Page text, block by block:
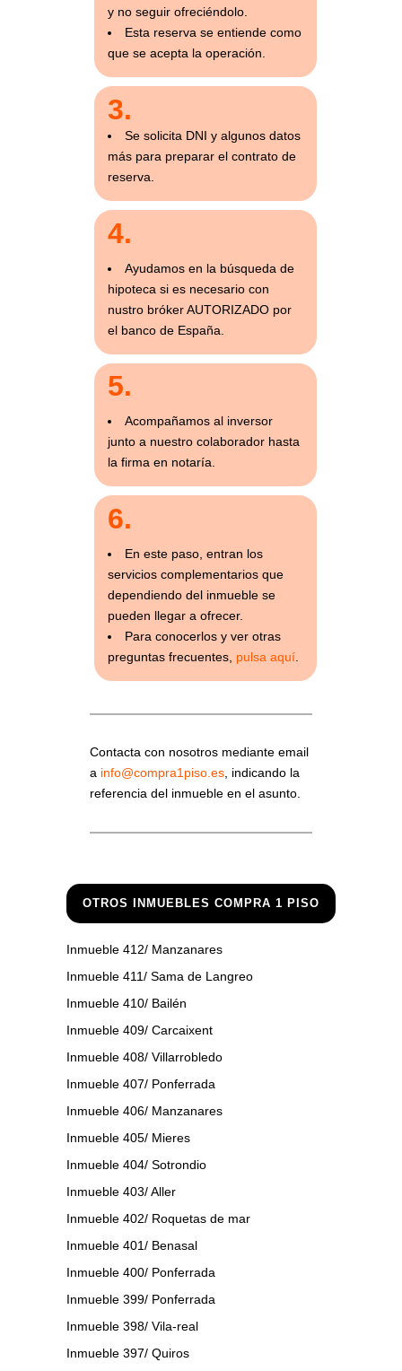
y no seguir ofreciéndolo.
Esta reserva se entiende como
que se acepta la operación.
3.
Se solicita DNI y algunos datos
más para preparar el contrato de
reserva.
4.
Ayudamos en la búsqueda de
hipoteca si es necesario con
nustro bróker AUTORIZADO por
el banco de España.
5.
Acompañamos al inversor
junto a nuestro colaborador hasta
la firma en notaría.
6.
En este paso, entran los
servicios complementarios que
dependiendo del inmueble se
pueden llegar a ofrecer.
Para conocerlos y ver otras
preguntas frecuentes, pulsa aquí.
Contacta con nosotros mediante email
a info@compra1piso.es , indicando la
referencia del inmueble en el asunto.
OTROS INMUEBLES COMPRA 1 PISO
Inmueble 412/ Manzanares
Inmueble 411/ Sama de Langreo
Inmueble 410/ Bailén
Inmueble 409/ Carcaixent
Inmueble 408/ Villarrobledo
Inmueble 407/ Ponferrada
Inmueble 406/ Manzanares
Inmueble 405/ Mieres
Inmueble 404/ Sotrondio
Inmueble 403/ Aller
Inmueble 402/ Roquetas de mar
Inmueble 401/ Benasal
Inmueble 400/ Ponferrada
Inmueble 399/ Ponferrada
Inmueble 398/ Vila-real
Inmueble 397/ Quiros